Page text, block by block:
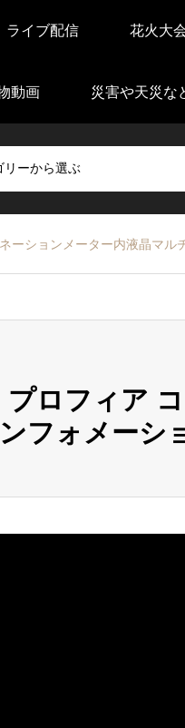
ライブ配信 花火大
動画 災害や天災な
ーションメーター内液晶マル
ロフィア
フォメーシ